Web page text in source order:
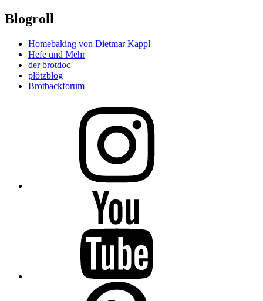
Blogroll
Homebaking von Dietmar Kappl
Hefe und Mehr
der brotdoc
plötzblog
Brotbackforum